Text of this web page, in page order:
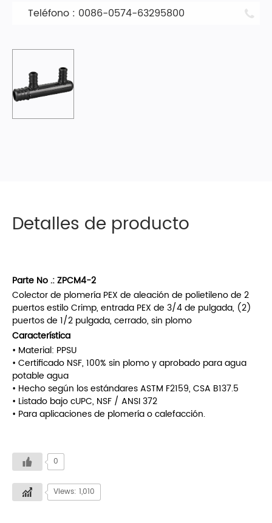
Teléfono : 0086-0574-63295800
Detalles de producto
Parte No .:ZPCM4-2
Colector de plomería PEX de aleación de polietileno de 2
puertos estilo Crimp, entrada PEX de 3/4 de pulgada, (2)
puertos de 1/2 pulgada, cerrado, sin plomo
Característica
• Material: PPSU
• Certificado NSF, 100% sin plomo y aprobado para agua
potable agua
• Hecho según los estándares ASTM F2159, CSA B137.5
• Listado bajo cUPC, NSF / ANSI 372
• Para aplicaciones de plomería o calefacción.
0
Views: 1,010